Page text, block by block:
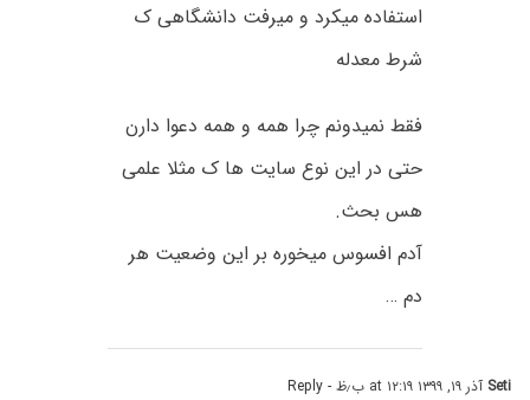
استفاده میکرد و میرفت دانشگاهی ک
شرط معدله
فقط نمیدونم چرا همه و همه دعوا دارن
حتی در این نوع سایت ها ک مثلا علمی
هس بحث.
آدم افسوس میخوره بر این وضعیت هر
دم …
Seti آذر ۱۹, ۱۳۹۹ at ۱۲:۱۹ ب٫ظ - Reply